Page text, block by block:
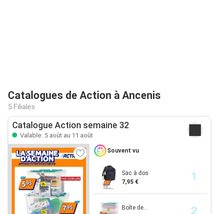
Catalogues de Action à Ancenis
5 Filiales
Catalogue Action semaine 32
Valable: 5 août au 11 août
Souvent vu
Sac à dos
7,95 €
Boîte de...